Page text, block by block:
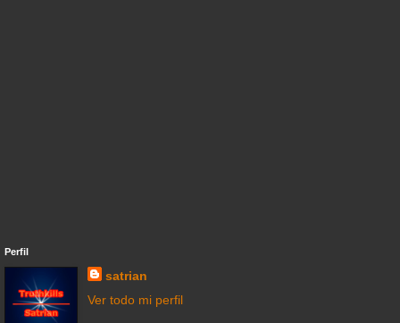
Perfil
satrian
Ver todo mi perfil